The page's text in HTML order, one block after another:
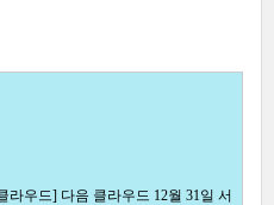
라우드] 다음 클라우드 12월 31일 서